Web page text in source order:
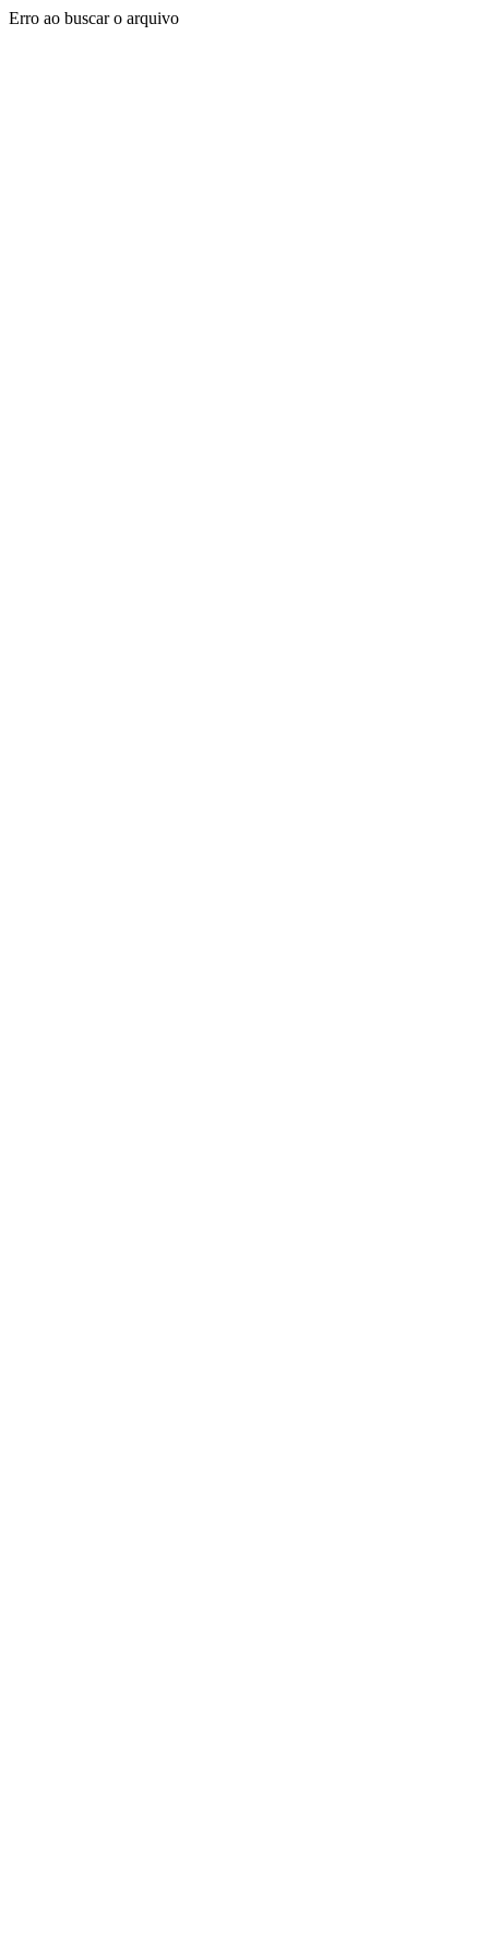
Erro ao buscar o arquivo